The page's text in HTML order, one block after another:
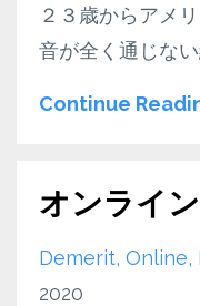
２３歳からアメ
音が全く通じな
Continue
オンライ
Demerit Online
2020